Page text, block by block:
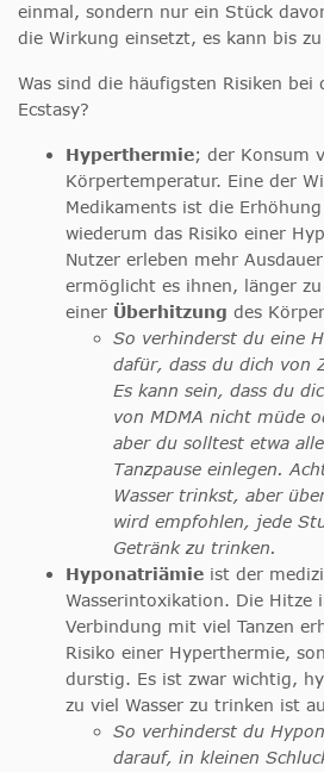
einmal, sondern nur ein Stück
die Wirkung einsetzt, es kann bis
Was sind die häufigsten Risiken bei
Ecstasy?
Hyperthermie; der Konsum
Körpertemperatur. Eine der
Medikaments ist die
wiederum das Risiko einer
Nutzer erleben mehr
ermöglicht es ihnen, länger
einer Überhitzung des
So verhinderst du eine
dafür, dass du dich von
Es kann sein, dass du
von MDMA nicht müde
aber du solltest etwa
Tanzpause einlegen.
Wasser trinkst, aber
wird empfohlen, jede
Getränk zu trinken.
Hyponatriämie ist der
Wasserintoxikation. Die Hitze
Verbindung mit viel Tanzen
Risiko einer Hyperthermie,
durstig. Es ist zwar wichtig,
zu viel Wasser zu trinken ist
So verhinderst du
darauf, in kleinen